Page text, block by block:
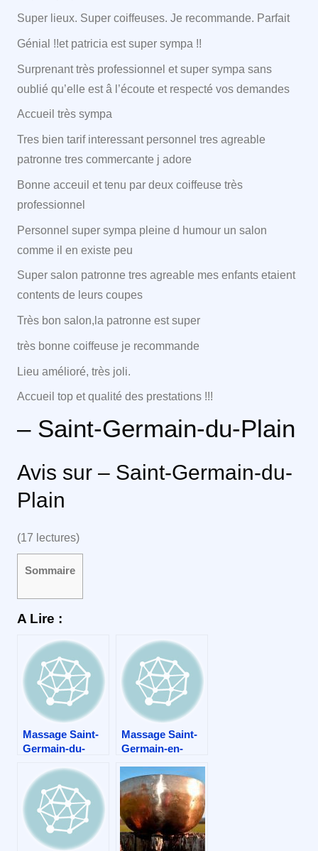
Super lieux. Super coiffeuses. Je recommande. Parfait
Génial !!et patricia est super sympa !!
Surprenant très professionnel et super sympa sans
oublié qu’elle est â l’écoute et respecté vos demandes
Accueil très sympa
Tres bien tarif interessant personnel tres agreable
patronne tres commercante j adore
Bonne acceuil et tenu par deux coiffeuse très
professionnel
Personnel super sympa pleine d humour un salon
comme il en existe peu
Super salon patronne tres agreable mes enfants etaient
contents de leurs coupes
Très bon salon,la patronne est super
très bonne coiffeuse je recommande
Lieu amélioré, très joli.
Accueil top et qualité des prestations !!!
– Saint-Germain-du-Plain
Avis sur – Saint-Germain-du-
Plain
(17 lectures)
Sommaire
A Lire :
Massage Saint-
Germain-du-
Massage Saint-
Germain-en-